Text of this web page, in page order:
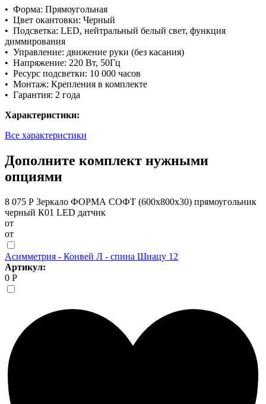
• Форма: Прямоугольная
• Цвет окантовки: Черный
• Подсветка: LED, нейтральный белый свет, функция
диммирования
• Управление: движение руки (без касания)
• Напряжение: 220 Вт, 50Гц
• Ресурс подсветки: 10 000 часов
• Монтаж: Крепления в комплекте
• Гарантия: 2 года
Характеристики:
Все характеристики
Дополните комплект нужными
опциями
8 075 Р Зеркало ФОРМА СОФТ (600х800х30) прямоугольник
черный К01 LED датчик
от
от
Асимметрия - Конвей Л - спина Шиацу 12
Артикул:
0 Р